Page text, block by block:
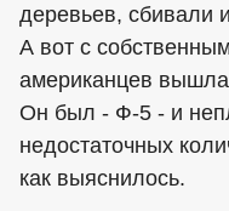
деревьев, сбивали
А вот с
американцев
Он был - Ф-5 - и
недостаточных
как выяснилось.